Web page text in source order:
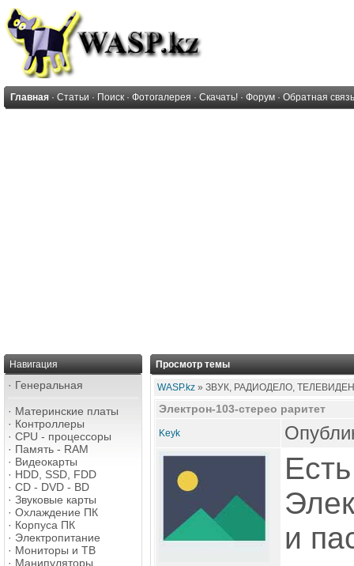
Главная · Статьи · Поиск · Фотогалерея · Скачать! · Форум · Обратная связь
Навигация
· Генеральная
· Материнские платы
· Контроллеры
· CPU - процессоры
· Память - RAM
· Видеокарты
· HDD, SSD, FDD
· CD - DVD - BD
· Звуковые карты
· Охлаждение ПК
· Корпуса ПК
· Электропитание
· Мониторы и ТВ
· Манипуляторы
Просмотр темы
WASP.kz » ЗВУК, РАДИОДЕЛО,
Электрон-103-стерео раритет
Keyk
и